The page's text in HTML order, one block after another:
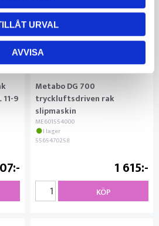
URVAL
AVVISA
11-9
Metabo DG 700
tryckluftsdriven rak
slipmaskin
ME601554000
I lager
5565470258
1 615
KÖP